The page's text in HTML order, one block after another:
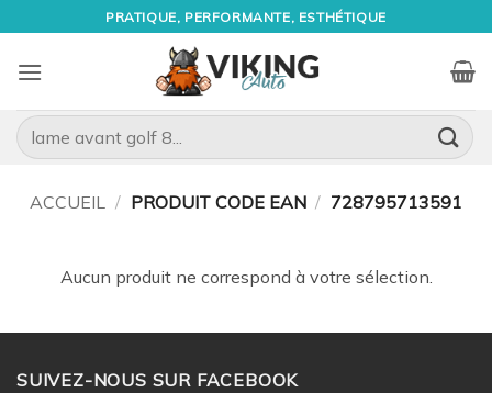
au
contenu
PRATIQUE, PERFORMANTE, ESTHÉTIQUE
Recherche
pour :
ACCUEIL / PRODUIT CODE EAN / 728795713591
Aucun produit ne correspond à votre sélection.
SUIVEZ-NOUS SUR FACEBOOK